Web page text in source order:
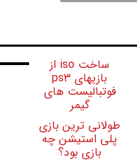
ساخت iso از
بازیهای ps3
فوتبالیست های
گیمر
طولانی ترین بازی
پلی استیشن چه
بازی بود؟